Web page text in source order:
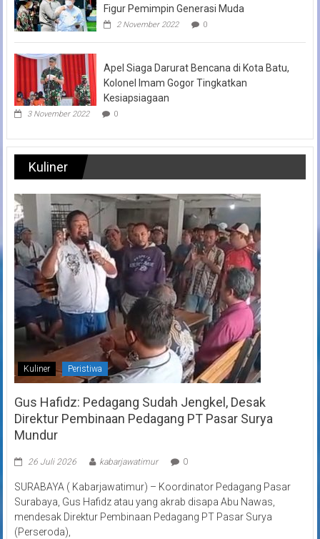
Figur Pemimpin Generasi Muda
2 November 2022 0
Apel Siaga Darurat Bencana di Kota Batu,
Kolonel Imam Gogor Tingkatkan
Kesiapsiagaan
3 November 2022 0
Kuliner
Kuliner Peristiwa
Gus Hafidz: Pedagang Sudah Jengkel, Desak
Direktur Pembinaan Pedagang PT Pasar Surya
Mundur
26 Juli 2026 kabarjawatimur 0
SURABAYA ( Kabarjawatimur) – Koordinator Pedagang Pasar
Surabaya, Gus Hafidz atau yang akrab disapa Abu Nawas,
mendesak Direktur Pembinaan Pedagang PT Pasar Surya
(Perseroda),